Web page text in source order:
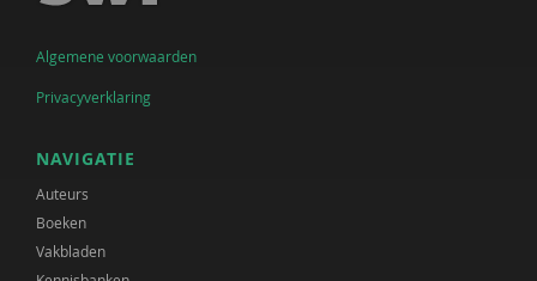
Algemene voorwaarden
Privacyverklaring
NAVIGATIE
Auteurs
Boeken
Vakbladen